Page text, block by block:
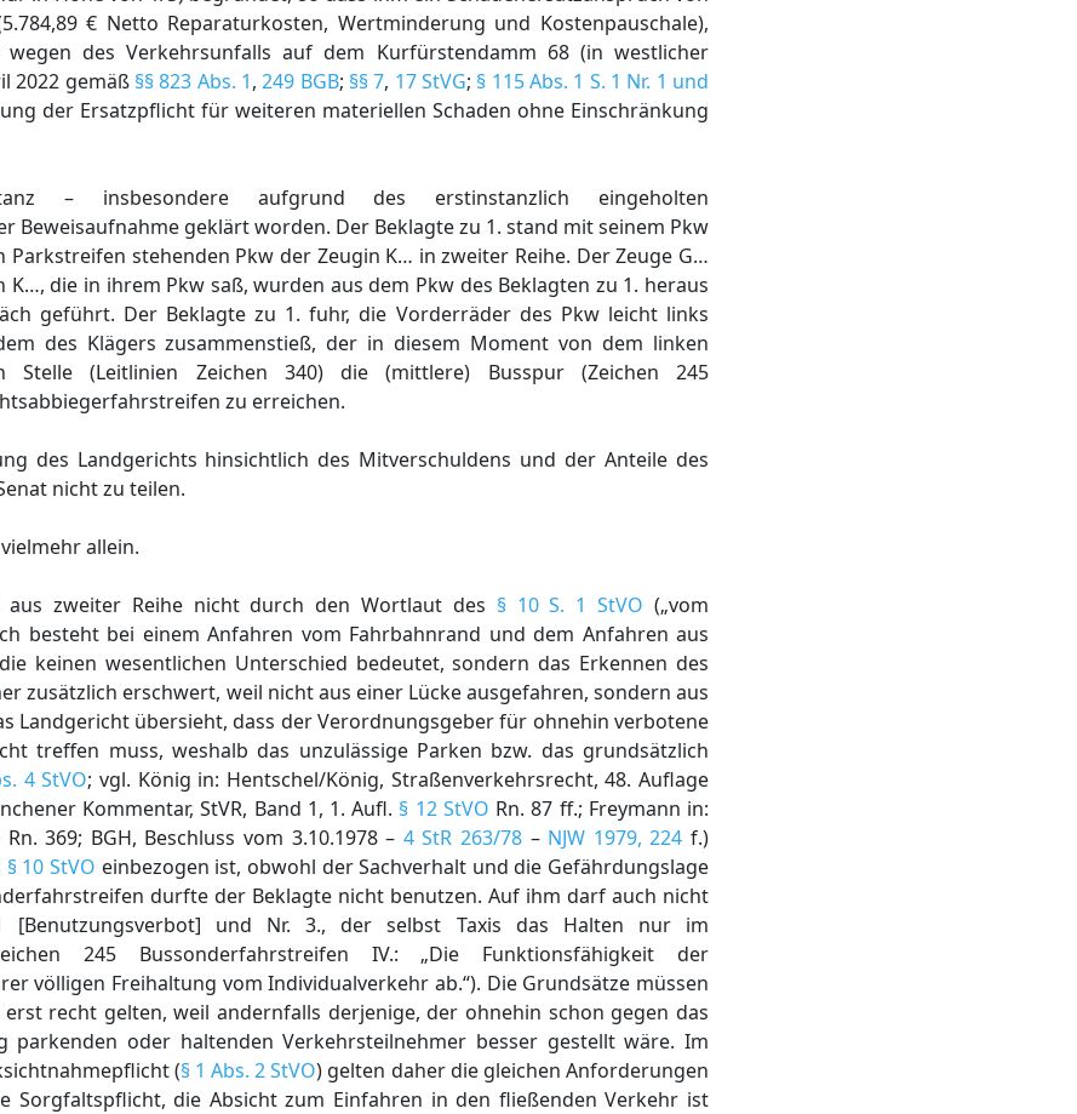
€ Netto Reparaturkosten, Wertminderung und Kostenpauschale),
des Verkehrsunfalls auf dem Kurfürstendamm 68 (in westlicher
2022 gemäß §§ 823 Abs. 1,249 BGB; §§ 7, 17 StVG; § 115 Abs. 1 S. 1 Nr. 1 und
der Ersatzpflicht für weiteren materiellen Schaden ohne Einschränkung
– insbesondere aufgrund des erstinstanzlich eingeholten
Beweisaufnahme geklärt worden. Der Beklagte zu 1. stand mit seinem Pkw
stehenden Pkw der Zeugin K… in zweiter Reihe. Der Zeuge G…
die in ihrem Pkw saß, wurden aus dem Pkw des Beklagten zu 1. heraus
geführt. Der Beklagte zu 1. fuhr, die Vorderräder des Pkw leicht links
des Klägers zusammenstieß, der in diesem Moment von dem linken
Stelle (Leitlinien Zeichen 340) die (mittlere) Busspur (Zeichen 245
zu erreichen.
des Landgerichts hinsichtlich des Mitverschuldens und der Anteile des
nicht zu teilen.
allein.
zweiter Reihe nicht durch den Wortlaut des § 10 S. 1 StVO („vom
besteht bei einem Anfahren vom Fahrbahnrand und dem Anfahren aus
keinen wesentlichen Unterschied bedeutet, sondern das Erkennen des
zusätzlich erschwert, weil nicht aus einer Lücke ausgefahren, sondern aus
Landgericht übersieht, dass der Verordnungsgeber für ohnehin verbotene
treffen muss, weshalb das unzulässige Parken bzw. das grundsätzlich
4 StVO; vgl. König in: Hentschel/König, Straßenverkehrsrecht, 48. Auflage
Kommentar, StVR, Band 1, 1. Aufl. § 12 StVO Rn. 87 ff.; Freymann in:
369; BGH, Beschluss vom 3.10.1978 – 4 StR 263/78 – NJW 1979, 224 f.)
§ 10 StVO einbezogen ist, obwohl der Sachverhalt und die Gefährdungslage
durfte der Beklagte nicht benutzen. Auf ihm darf auch nicht
[Benutzungsverbot] und Nr. 3., der selbst Taxis das Halten nur im
245 Bussonderfahrstreifen IV.: „Die Funktionsfähigkeit der
völligen Freihaltung vom Individualverkehr ab.“). Die Grundsätze müssen
recht gelten, weil andernfalls derjenige, der ohnehin schon gegen das
parkenden oder haltenden Verkehrsteilnehmer besser gestellt wäre. Im
(§ 1 Abs. 2 StVO) gelten daher die gleichen Anforderungen
Sorgfaltspflicht, die Absicht zum Einfahren in den fließenden Verkehr ist